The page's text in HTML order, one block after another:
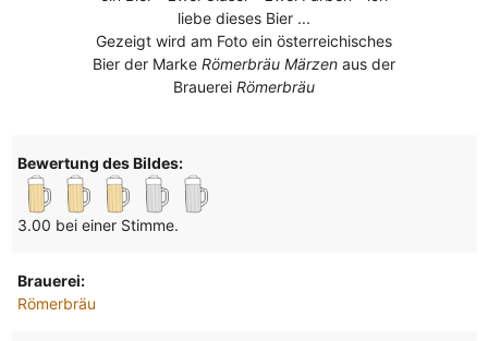
liebe dieses Bier ...
Gezeigt wird am Foto ein österreichisches
Bier der Marke Römerbräu Märzenaus der
Brauerei Römerbräu
Bewertung des Bildes:
3.00 bei einer Stimme.
Brauerei:
Römerbräu